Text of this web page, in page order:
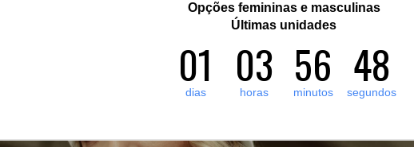
Opções femininas e masculinas
Últimas unidades
01
dias 03
horas 56
minutos 48
segundos
2ºpantufa
grenoble
bota forrada